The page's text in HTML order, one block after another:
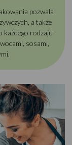
pozwala
a także
każdego rodzaju
sosami,